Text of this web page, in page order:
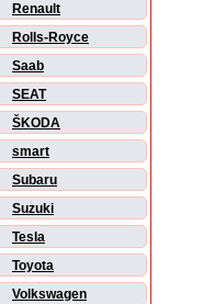
Renault
Rolls-Royce
Saab
SEAT
ŠKODA
smart
Subaru
Suzuki
Tesla
Toyota
Volkswagen